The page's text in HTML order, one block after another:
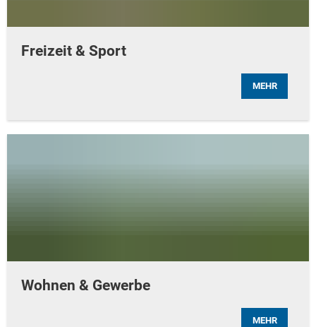
Freizeit & Sport
MEHR
Wohnen & Gewerbe
MEHR